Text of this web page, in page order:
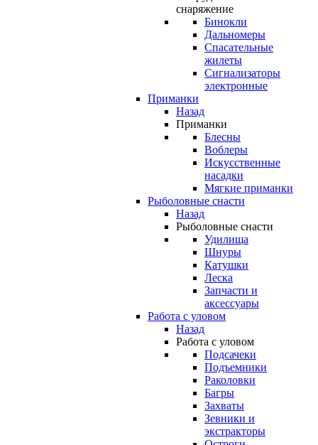
снаряжение
Бинокли
Дальномеры
Спасательные
жилеты
Сигнализаторы
электронные
Приманки
Назад
Приманки
Блесны
Воблеры
Искусственные
насадки
Мягкие приманки
Рыболовные снасти
Назад
Рыболовные снасти
Удилища
Шнуры
Катушки
Леска
Запчасти и
аксессуары
Работа с уловом
Назад
Работа с уловом
Подсачеки
Подъемники
Раколовки
Багры
Захваты
Зевники и
экстракторы